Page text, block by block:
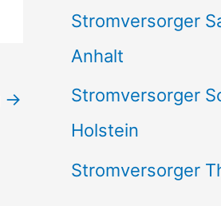
→
Stromversorger
Anhalt
Stromversorger
Holstein
Stromversorger